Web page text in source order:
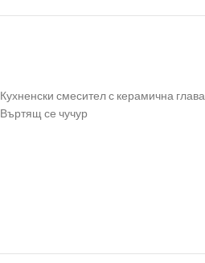
Кухненски смесител с керамична глава
Въртящ се чучур